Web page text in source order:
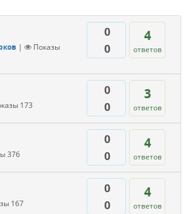
0
0
4
ответов
|
Показы
0
0
3
ответов
173
0
0
4
ответов
376
0
0
4
ответов
167